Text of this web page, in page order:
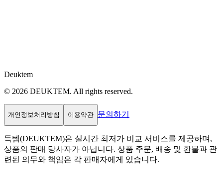
Deuktem
© 2026 DEUKTEM. All rights reserved.
개인정보처리방침 이용약관 문의하기
득템(DEUKTEM)은 실시간 최저가 비교 서비스를 제공하며,
상품의 판매 당사자가 아닙니다. 상품 주문, 배송 및 환불과 관
련된 의무와 책임은 각 판매자에게 있습니다.